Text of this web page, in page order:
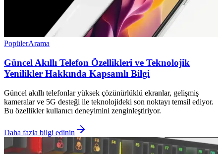
PopülerArama
Güncel Akıllı Telefon Özellikleri ve Teknolojik
Yenilikler Hakkında Kapsamlı Bilgi
Güncel akıllı telefonlar yüksek çözünürlüklü ekranlar, gelişmiş
kameralar ve 5G desteği ile teknolojideki son noktayı temsil ediyor.
Bu özellikler kullanıcı deneyimini zenginleştiriyor.
Daha fazla bilgi edinin